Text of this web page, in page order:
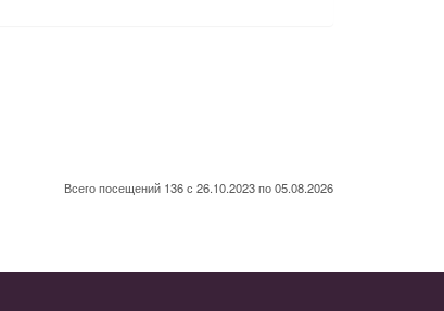
Всего посещений 136 с 26.10.2023 по 05.08.2026